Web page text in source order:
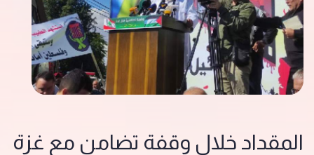
المقداد خلال وقفة تضامن مع غزة